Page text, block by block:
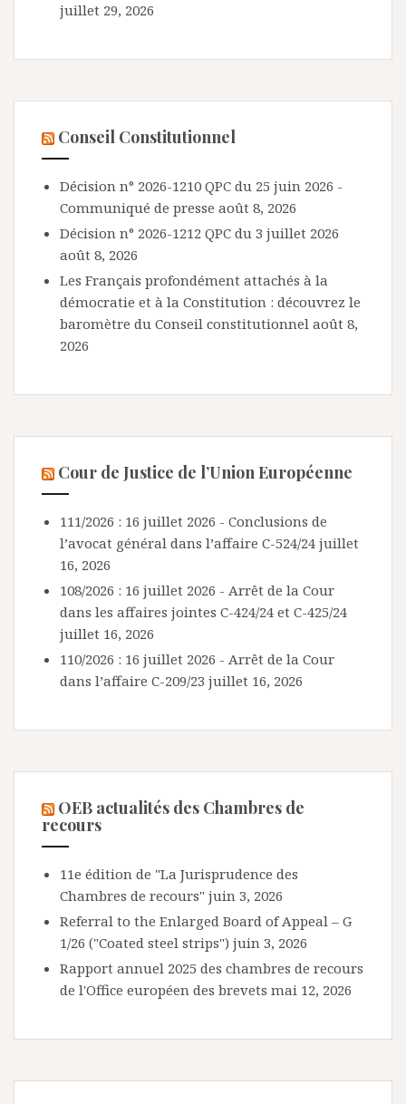
juillet 29, 2026
Conseil Constitutionnel
Décision n° 2026-1210 QPC du 25 juin 2026 -
Communiqué de presse août 8, 2026
Décision n° 2026-1212 QPC du 3 juillet 2026
août 8, 2026
Les Français profondément attachés à la
démocratie et à la Constitution : découvrez le
baromètre du Conseil constitutionnel août 8,
2026
Cour de Justice de l’Union Européenne
111/2026 : 16 juillet 2026 - Conclusions de
l’avocat général dans l’affaire C-524/24 juillet
16, 2026
108/2026 : 16 juillet 2026 - Arrêt de la Cour
dans les affaires jointes C-424/24 et C-425/24
juillet 16, 2026
110/2026 : 16 juillet 2026 - Arrêt de la Cour
dans l’affaire C-209/23 juillet 16, 2026
OEB actualités des Chambres de
recours
11e édition de "La Jurisprudence des
Chambres de recours" juin 3, 2026
Referral to the Enlarged Board of Appeal – G
1/26 ("Coated steel strips") juin 3, 2026
Rapport annuel 2025 des chambres de recours
de l'Office européen des brevets mai 12, 2026